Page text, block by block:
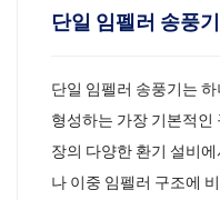
단일 임펠러 송풍기
단일 임펠러 송풍기는
형성하는 가장 기본적인
장의 다양한 환기 설비
나 이중 임펠러 구조에